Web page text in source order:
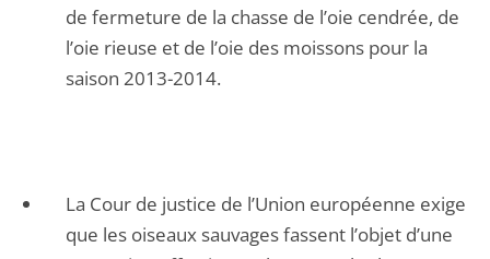
de fermeture de la chasse de l’oie cendrée, de
l’oie rieuse et de l’oie des moissons pour la
saison 2013-2014.
La Cour de justice de l’Union européenne exige
que les oiseaux sauvages fassent l’objet d’une